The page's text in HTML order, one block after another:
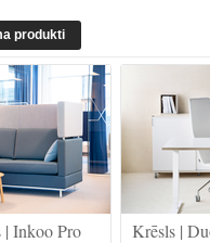
produkti
Inkoo Pro Krēsls |